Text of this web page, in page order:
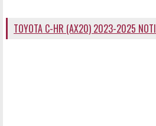
TOYOTA C-HR (AX20) 2023-2025